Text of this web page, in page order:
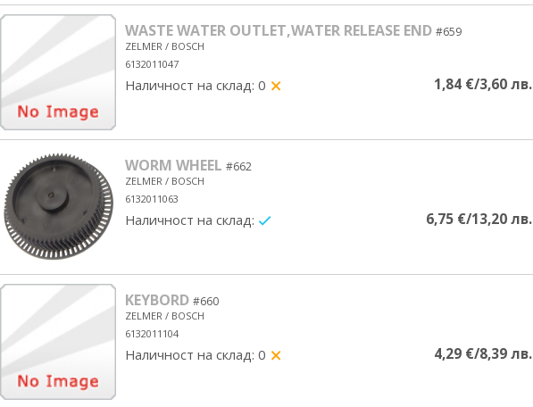
WASTE WATER OUTLET,WATER RELEASE END #659
ZELMER / BOSCH
6132011047
Наличност на склад: 0 1,84 €/3,60 лв.
WORM WHEEL #662
ZELMER / BOSCH
6132011063
Наличност на склад: 6,75 €/13,20 лв.
KEYBORD #660
ZELMER / BOSCH
6132011104
Наличност на склад: 0 4,29 €/8,39 лв.